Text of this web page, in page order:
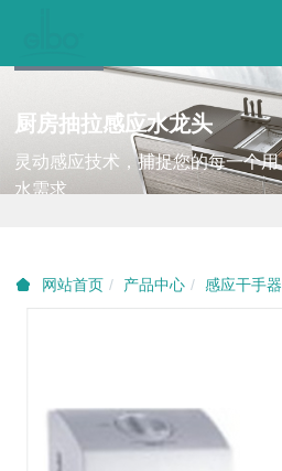
厨房抽拉感应水龙头
灵动感应技术，捕捉您的每一个用
水需求
网站首页 产品中心 感应干手器